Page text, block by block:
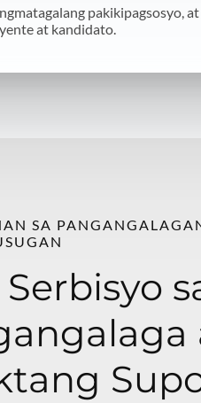
pakikipagsosyo, at
at kandidato.
SA